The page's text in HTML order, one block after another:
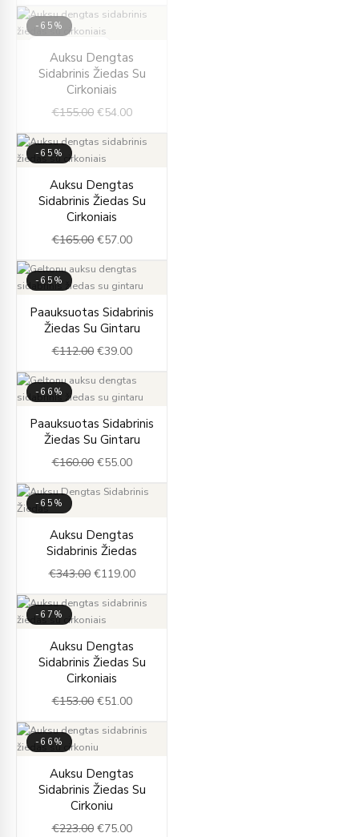
-65%
Auksu Dengtas
Sidabrinis Žiedas Su
Cirkoniais
€155.00
price
was:
€155.00.
€54.00
price
is:
-65%
Auksu Dengtas
Sidabrinis Žiedas Su
Cirkoniais
€165.00
price
was:
€165.00.
€57.00
price
is:
-65%
Paauksuotas Sidabrinis
Žiedas Su Gintaru
€112.00
price
was:
€112.00.
€39.00
price
is:
€39.00.
-66%
Paauksuotas Sidabrinis
Žiedas Su Gintaru
€160.00
price
was:
€160.00.
€55.00
price
is:
€55.00.
-65%
Auksu Dengtas
Sidabrinis Žiedas
€343.00
price
was:
€343.00.
€119.00
is:
€119.00.
-67%
Auksu Dengtas
Sidabrinis Žiedas Su
Cirkoniais
€153.00
price
was:
€153.00.
€51.00
price
is:
-66%
Auksu Dengtas
Sidabrinis Žiedas Su
Cirkoniu
€223.00
price
was:
€223.00.
€75.00
price
is: